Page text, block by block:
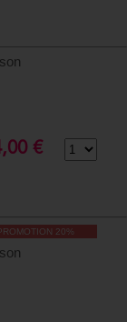
€
20%